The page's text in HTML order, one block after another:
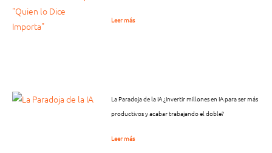
Leer más
La Paradoja de la IA ¿Invertir millones en IA para ser más
productivos y acabar trabajando el doble?
Leer más